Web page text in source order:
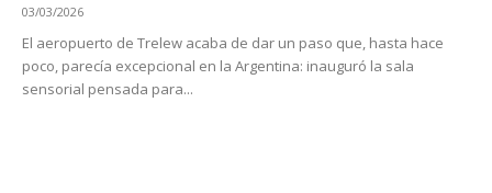
03/03/2026
El aeropuerto de Trelew acaba de dar un paso que, hasta hace
poco, parecía excepcional en la Argentina: inauguró la sala
sensorial pensada para...